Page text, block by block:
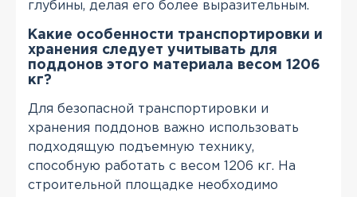
глубины, делая его более выразительным.
Какие особенности транспортировки и
хранения следует учитывать для
поддонов этого материала весом 1206
кг?
Для безопасной транспортировки и
хранения поддонов важно использовать
подходящую подъемную технику,
способную работать с весом 1206 кг. На
строительной площадке необходимо